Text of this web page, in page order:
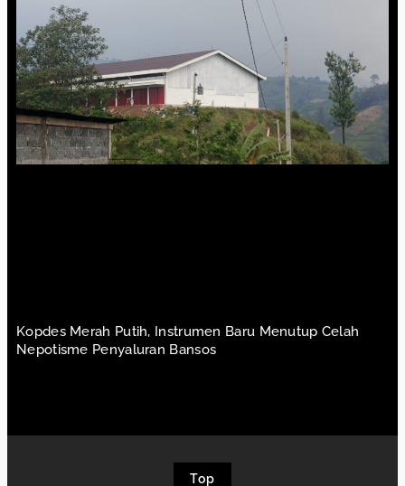
Kopdes Merah Putih, Instrumen Baru Menutup Celah
Nepotisme Penyaluran Bansos
Top